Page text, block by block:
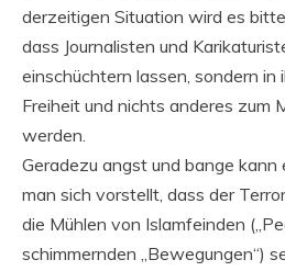
derzeitigen Situation wird es
dass Journalisten und
einschüchtern lassen, sondern in
Freiheit und nichts anderes zum
werden.
Geradezu angst und bange
man sich vorstellt, dass der
die Mühlen von Islamfeinden
schimmernden „Bewegungen“)